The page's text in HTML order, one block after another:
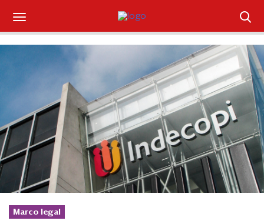
Suscríbase
Portada
¿Qué está pasando?
Sectores y Empresas
Management
Economía y Finanzas
Marco legal